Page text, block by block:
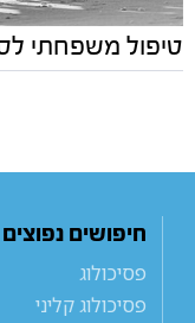
טיפול משפחתי
חיפושים נפוצים
פסיכולוג
פסיכולוג קליני